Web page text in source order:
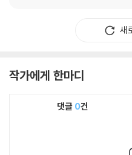
새
작가에게 한마디
댓글 0건